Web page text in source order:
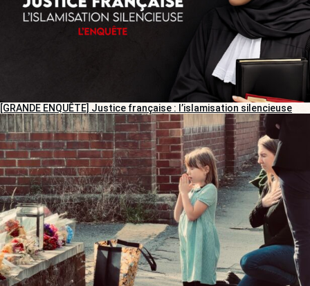
[GRANDE ENQUÊTE] Justice française : l’islamisation silencieuse